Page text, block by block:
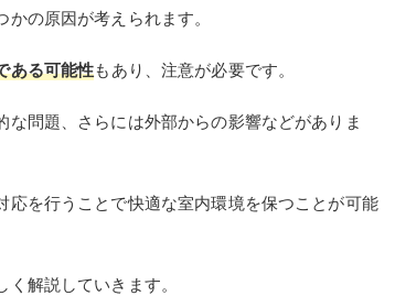
の原因が考えられます。
ある可能性もあり、注意が必要です。
問題、さらには外部からの影響などがありま
を行うことで快適な室内環境を保つことが可能
解説していきます。